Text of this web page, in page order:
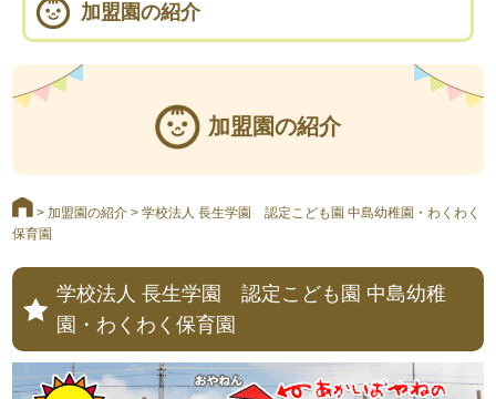
加盟園の紹介
加盟園の紹介
>加盟園の紹介 >学校法人 長生学園 認定こども園 中島幼稚園・わくわく
保育園
学校法人 長生学園 認定こども園 中島幼稚
園・わくわく保育園